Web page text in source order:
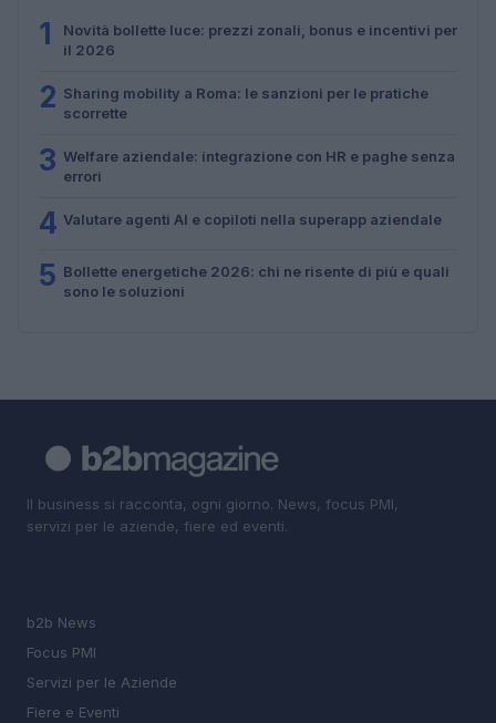
1
Novità bollette luce: prezzi zonali, bonus e incentivi per
il 2026
2 Sharing mobility a Roma: le sanzioni per le pratiche
scorrette
3 Welfare aziendale: integrazione con HR e paghe senza
errori
4 Valutare agenti AI e copiloti nella superapp aziendale
5 Bollette energetiche 2026: chi ne risente di più e quali
sono le soluzioni
Il business si racconta, ogni giorno. News, focus PMI,
servizi per le aziende, fiere ed eventi.
b2b News
Focus PMI
Servizi per le Aziende
Fiere e Eventi